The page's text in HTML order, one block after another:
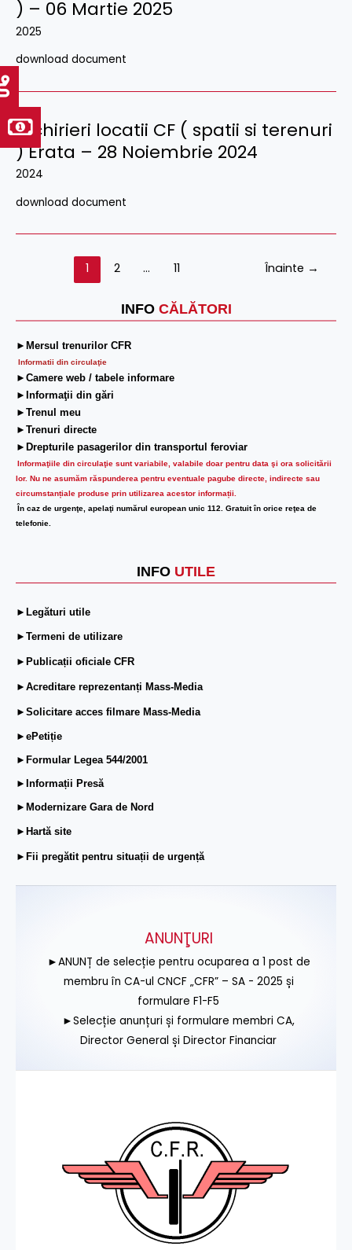
INFO CĂLĂTORI
►Mersul trenurilor CFR
Informatii din circulaţie
►Camere web / tabele informare
►Informaţii din gări
►Trenul meu
►Trenuri directe
►Drepturile pasagerilor din transportul feroviar
Informaţiile din circulaţie sunt variabile, valabile doar pentru data şi ora solicitării
lor. Nu ne asumăm răspunderea pentru eventuale pagube directe, indirecte sau
circumstanțiale produse prin utilizarea acestor informații.
În caz de urgenţe, apelaţi numărul european unic 112. Gratuit în orice reţea de
telefonie.
INFO UTILE
►Legături utile
►Termeni de utilizare
►Publicații oficiale CFR
►Acreditare reprezentanți Mass-Media
►Solicitare acces filmare Mass-Media
►ePetiție
►Formular Legea 544/2001
►Informații Presă
►Modernizare Gara de Nord
►Hartă site
►Fii pregătit pentru situații de urgență
) – 06 Martie 2025
2025
download document
Inchirieri locatii CF ( spatii si terenuri
) Erata – 28 Noiembrie 2024
2024
download document
1 2 … 11 Înainte →
ANUNŢURI
►ANUNȚ de selecție pentru ocuparea a 1 post de
membru în CA-ul CNCF „CFR” – SA - 2025 și
formulare F1-F5
►Selecție anunțuri și formulare membri CA,
Director General și Director Financiar